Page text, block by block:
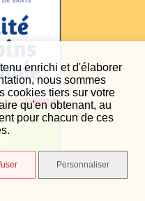
enrichi et d'élaborer
nous sommes
cookies tiers sur votre
qu'en obtenant, au
pour chacun de ces
Personnaliser